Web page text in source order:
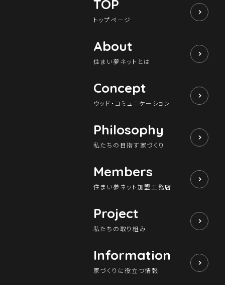
TOP
トップページ
About
住まい夢ネットとは
Concept
ウッド・コミュニケーション
Philosophy
私たちの目指す家づくり
Members
住まい夢ネット加盟工務店
Project
私たちの取り組み
Information
家づくりに役立つ情報